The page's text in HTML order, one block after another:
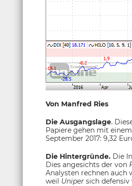
Von Manfred Ries
Die Ausgangslage.
Papiere gehen mit
September 2017: 9,32
Die Hintergründe. Die
Dies angesichts der von
Analysten rechnen auch
weil Uniper sich defensiv